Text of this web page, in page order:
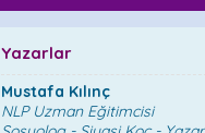
Yazarlar
Mustafa Kılınç
NLP Uzman Eğitimcisi